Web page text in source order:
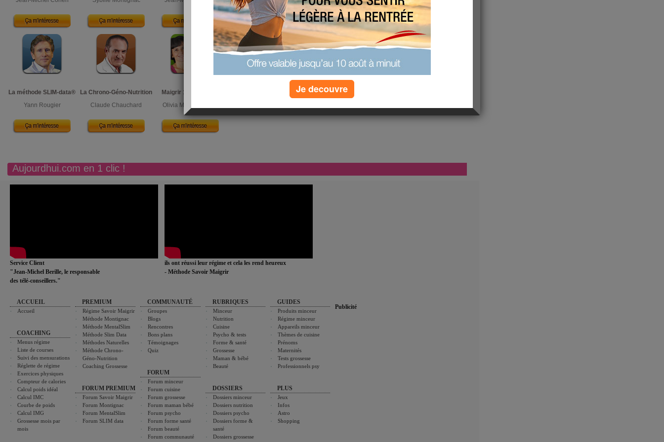
La méthode SLIM-data®
Yann Rougier
La Chrono-Géno-Nutrition
Claude Chauchard
Maigrir 100% Nature
Olivia Moro-Buronzo
Aujourdhui.com en 1 clic !
Service Client
"Jean-Michel Berille, le responsable
des télé-conseillers."
ils ont réussi leur régime et cela les rend heureux
- Méthode Savoir Maigrir
ACCUEIL
Accueil
COACHING
Menus régime
Liste de courses
Suivi des mensurations
Réglette de régime
Exercices physiques
Compteur de calories
Calcul poids idéal
Calcul IMC
Courbe de poids
Calcul IMG
Grossesse mois par
mois
PREMIUM
Régime Savoir Maigrir
Méthode Montignac
Méthode MentalSlim
Méthode Slim Data
Méthodes Naturelles
Méthode Chrono-
Géno-Nutrition
Coaching Grossesse
FORUM PREMIUM
Forum Savoir Maigrir
Forum Montignac
Forum MentalSlim
Forum SLIM data
COMMUNAUTÉ
Groupes
Blogs
Rencontres
Bons plans
Témoignages
Quiz
FORUM
Forum minceur
Forum cuisine
Forum grossesse
Forum maman bébé
Forum psycho
Forum forme santé
Forum beauté
Forum communauté
RUBRIQUES
Minceur
Nutrition
Cuisine
Psycho & tests
Forme & santé
Grossesse
Maman & bébé
Beauté
DOSSIERS
Dossiers minceur
Dossiers nutrition
Dossiers psycho
Dossiers forme &
santé
Dossiers grossesse
GUIDES
Produits minceur
Régime minceur
Appareils minceur
Thèmes de cuisine
Prénoms
Maternités
Tests grossesse
Professionnels psy
PLUS
Jeux
Infos
Astro
Shopping
Publicité
Je decouvre